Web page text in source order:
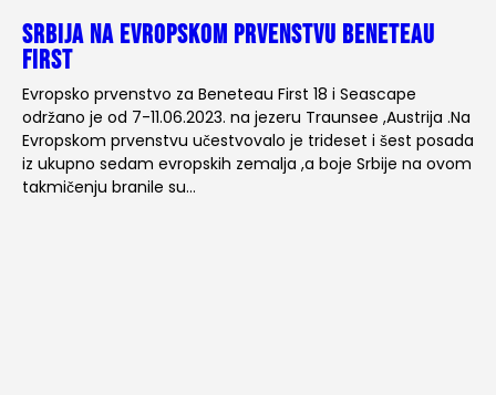
Srbija na Evropskom prvenstvu Beneteau
First
Evropsko prvenstvo za Beneteau First 18 i Seascape
održano je od 7-11.06.2023. na jezeru Traunsee ,Austrija .Na
Evropskom prvenstvu učestvovalo je trideset i šest posada
iz ukupno sedam evropskih zemalja ,a boje Srbije na ovom
takmičenju branile su…